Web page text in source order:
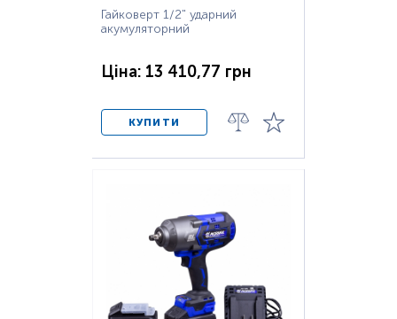
Гайковерт 1/2" ударний
акумуляторний
Ціна: 13 410,77 грн
КУПИТИ